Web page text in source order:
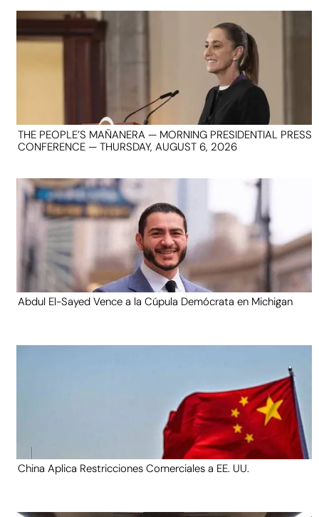
THE PEOPLE’S MAÑANERA — MORNING PRESIDENTIAL PRESS
CONFERENCE — THURSDAY, AUGUST 6, 2026
Abdul El-Sayed Vence a la Cúpula Demócrata en Michigan
China Aplica Restricciones Comerciales a EE. UU.